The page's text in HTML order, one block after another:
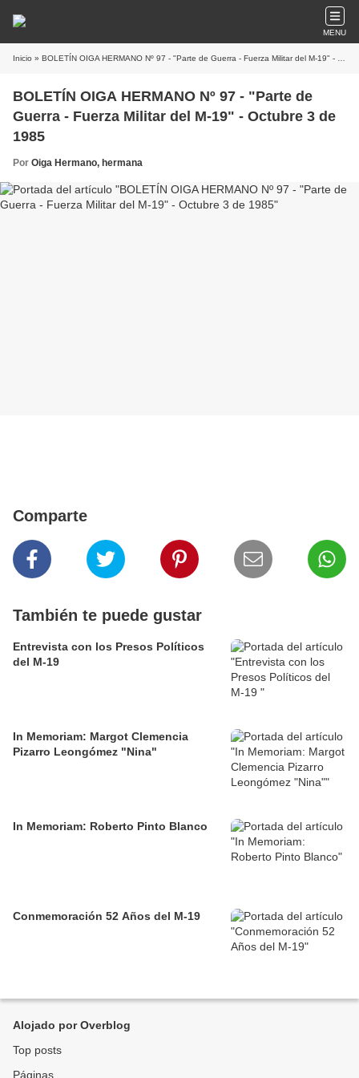
MENU
Inicio » BOLETÍN OIGA HERMANO Nº 97 - "Parte de Guerra - Fuerza Militar del M-19" - Octubre 3 de 1985
BOLETÍN OIGA HERMANO Nº 97 - "Parte de
Guerra - Fuerza Militar del M-19" - Octubre 3 de
1985
Por Oiga Hermano, hermana
Comparte
También te puede gustar
Entrevista con los Presos Políticos
del M-19
In Memoriam: Margot Clemencia
Pizarro Leongómez "Nina"
In Memoriam: Roberto Pinto Blanco
Conmemoración 52 Años del M-19
Alojado por Overblog
Top posts
Páginas